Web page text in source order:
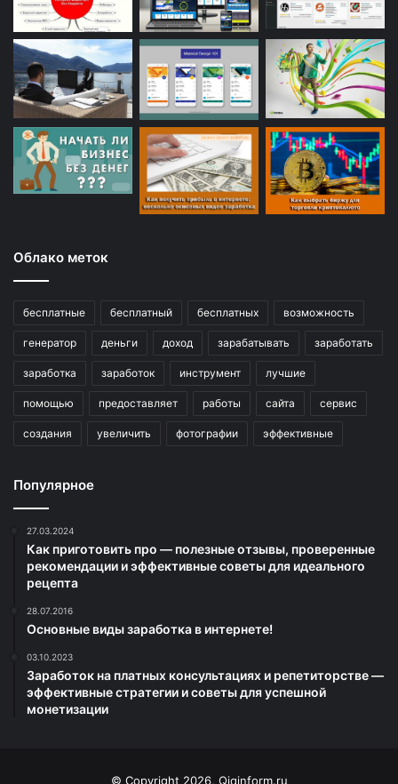
Облако меток
бесплатные бесплатный бесплатных возможность
генератор деньги доход зарабатывать заработать
заработка заработок инструмент лучшие
помощью предоставляет работы сайта сервис
создания увеличить фотографии эффективные
Популярное
27.03.2024
Как приготовить про — полезные отзывы, проверенные
рекомендации и эффективные советы для идеального
рецепта
28.07.2016
Основные виды заработка в интернете!
03.10.2023
Заработок на платных консультациях и репетиторстве —
эффективные стратегии и советы для успешной
монетизации
© Copyright 2026, Qiqinform.ru